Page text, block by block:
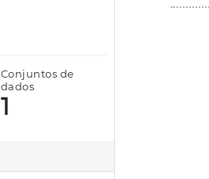
Conjuntos de
dados
1